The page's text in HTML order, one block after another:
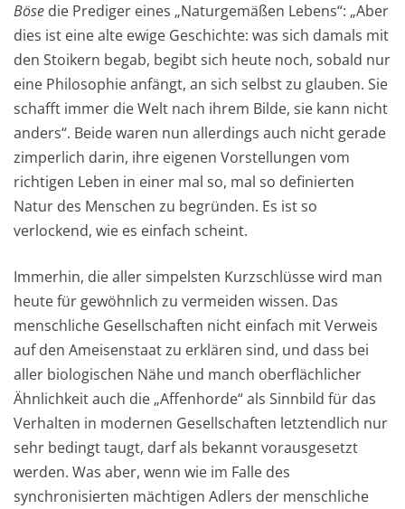
Böse die Prediger eines „Naturgemäßen Lebens“: „Aber
dies ist eine alte ewige Geschichte: was sich damals mit
den Stoikern begab, begibt sich heute noch, sobald nur
eine Philosophie anfängt, an sich selbst zu glauben. Sie
schafft immer die Welt nach ihrem Bilde, sie kann nicht
anders“. Beide waren nun allerdings auch nicht gerade
zimperlich darin, ihre eigenen Vorstellungen vom
richtigen Leben in einer mal so, mal so definierten
Natur des Menschen zu begründen. Es ist so
verlockend, wie es einfach scheint.
Immerhin, die aller simpelsten Kurzschlüsse wird man
heute für gewöhnlich zu vermeiden wissen. Das
menschliche Gesellschaften nicht einfach mit Verweis
auf den Ameisenstaat zu erklären sind, und dass bei
aller biologischen Nähe und manch oberflächlicher
Ähnlichkeit auch die „Affenhorde“ als Sinnbild für das
Verhalten in modernen Gesellschaften letztendlich nur
sehr bedingt taugt, darf als bekannt vorausgesetzt
werden. Was aber, wenn wie im Falle des
synchronisierten mächtigen Adlers der menschliche